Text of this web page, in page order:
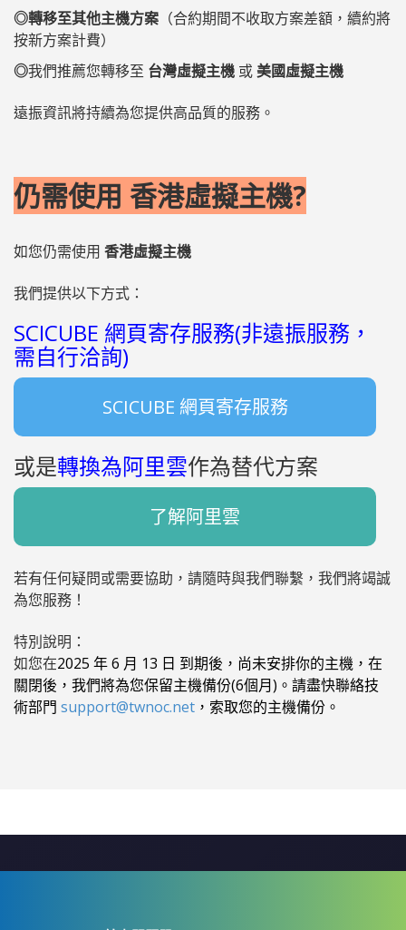
◎轉移至其他主機方案 （合約期間不收取方案差額，續約將
按新方案計費）
◎我們推薦您轉移至 台灣虛擬主機 或 美國虛擬主機
遠振資訊將持續為您提供高品質的服務。
仍需使用 香港虛擬主機?
如您仍需使用 香港虛擬主機
我們提供以下方式：
SCICUBE 網頁寄存服務(非遠振服務，
需自行洽詢)
SCICUBE 網頁寄存服務
或是轉換為阿里雲作為替代方案
了解阿里雲
若有任何疑問或需要協助，請隨時與我們聯繫，我們將竭誠
為您服務！
特別說明：
如您在2025 年 6 月 13 日 到期後，尚未安排你的主機，在
關閉後，我們將為您保留主機備份(6個月)。請盡快聯絡技
術部門 support@twnoc.net ，索取您的主機備份。